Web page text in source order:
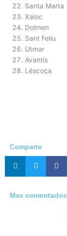
Santa Marta
Xaloc
Dolmen
Sant Feliu
Utmar
Avantis
Léscoça
Comparte
Mas comentados